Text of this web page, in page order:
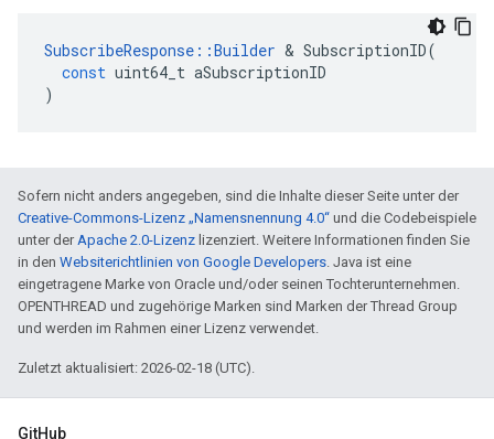
SubscribeResponse ::Builder & SubscriptionID(
const uint64_t aSubscriptionID
)
Sofern nicht anders angegeben, sind die Inhalte dieser Seite unter der
Creative-Commons-Lizenz „Namensnennung 4.0“ und die Codebeispiele
unter derApache 2.0-Lizenz lizenziert. Weitere Informationen finden Sie
in den Websiterichtlinien von Google Developers. Java ist eine
eingetragene Marke von Oracle und/oder seinen Tochterunternehmen.
OPENTHREAD und zugehörige Marken sind Marken der Thread Group
und werden im Rahmen einer Lizenz verwendet.
Zuletzt aktualisiert: 2026-02-18 (UTC).
GitHub